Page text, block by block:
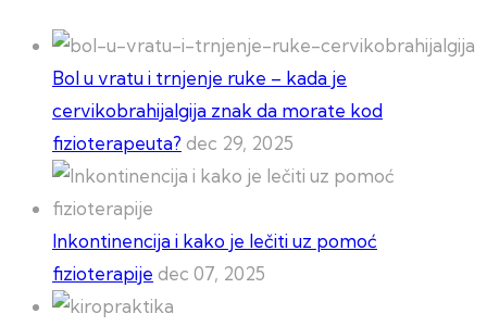
Bol u vratu i trnjenje ruke – kada je
cervikobrahijalgija znak da morate kod
fizioterapeuta? dec 29, 2025
Inkontinencija i kako je lečiti uz pomoć
fizioterapije dec 07, 2025